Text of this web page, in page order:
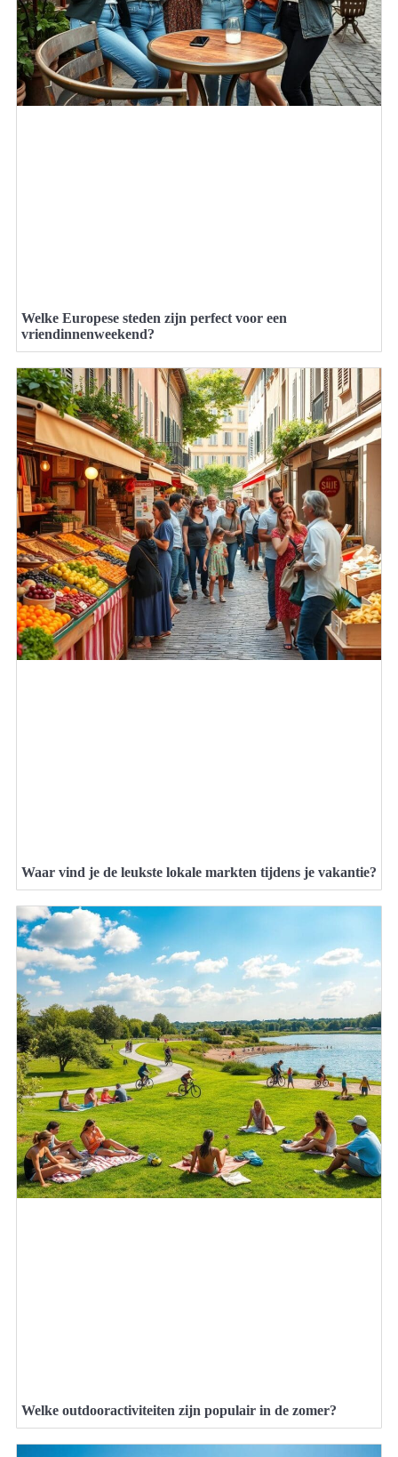
Welke Europese steden zijn perfect voor een
vriendinnenweekend?
Waar vind je de leukste lokale markten tijdens je vakantie?
Welke outdooractiviteiten zijn populair in de zomer?